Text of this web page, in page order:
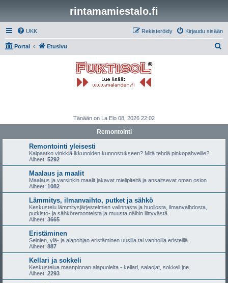
rintamamiestalo.fi
UKK Kirjaudu sisään
Rekisteröidy
Portal Etusivu
Tänään on La Elo 08, 2026 22:02
Remontointi
Remontointi yleisesti
Kaipaatko vinkkiä ikkunoiden kunnostukseen? Mitä tehdä pinkopahveille?
Aiheet: 5292
Maalaus ja maalit
Maalaus ja varsinkin maalit jakavat mielipiteitä ja ansaitsevat oman osion
Aiheet: 1082
Lämmitys, ilmanvaihto, putket ja sähkö
Keskustelu lämmitysjärjestelmien valinnasta ja huollosta, ilmanvaihdosta,
putkisto- ja sähköremonteista ja muusta näihin liittyvästä.
Aiheet: 3665
Eristäminen
Seinien, ylä- ja alapohjan eristäminen uusilla tai vanhoilla eristeillä.
Aiheet: 887
Kellari ja sokkeli
Keskustelua maanpinnan alapuolelta - kellari, salaojat, sokkeli jne.
Aiheet: 2293